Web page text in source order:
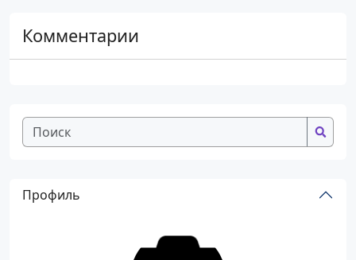
Комментарии
Профиль